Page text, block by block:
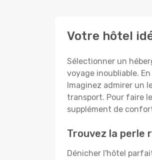
Votre hôtel
Sélectionner un
voyage inoubliable.
Imaginez admirer un
transport. Pour faire
supplément de
Trouvez la perle
Dénicher l'hôtel